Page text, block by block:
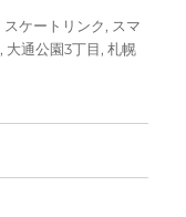
タ
グ
スケートリンク, スマ
, 大通公園3丁目,札幌